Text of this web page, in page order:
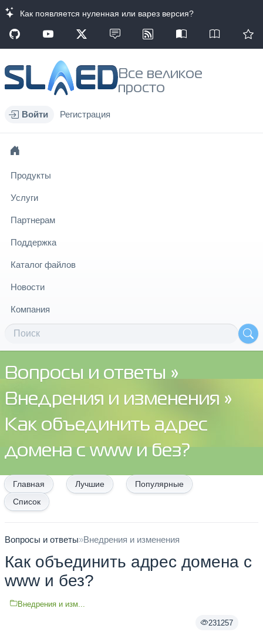
Как появляется нуленная или варез версия?
Все великое
просто
Войти Регистрация
Продукты
Услуги
Партнерам
Поддержка
Каталог файлов
Новости
Компания
Вопросы и ответы »
Внедрения и изменения »
Как объединить адрес
домена с www и без?
Главная Лучшие
Популярные
Список
Вопросы и ответы»Внедрения и изменения
Как объединить адрес домена с
www и без?
231257
Внедрения и изм...